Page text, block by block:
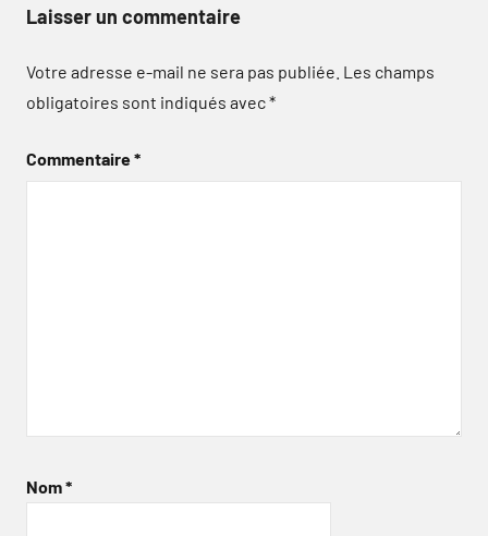
Laisser un commentaire
Votre adresse e-mail ne sera pas publiée. Les champs
obligatoires sont indiqués avec*
Commentaire*
Nom*